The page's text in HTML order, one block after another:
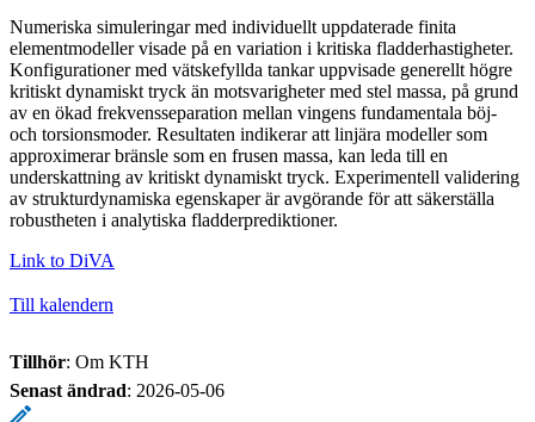
Numeriska simuleringar med individuellt uppdaterade finita
elementmodeller visade på en variation i kritiska fladderhastigheter.
Konfigurationer med vätskefyllda tankar uppvisade generellt högre
kritiskt dynamiskt tryck än motsvarigheter med stel massa, på grund
av en ökad frekvensseparation mellan vingens fundamentala böj-
och torsionsmoder. Resultaten indikerar att linjära modeller som
approximerar bränsle som en frusen massa, kan leda till en
underskattning av kritiskt dynamiskt tryck. Experimentell validering
av strukturdynamiska egenskaper är avgörande för att säkerställa
robustheten i analytiska fladderprediktioner.
Link to DiVA
Till kalendern
Tillhör: Om KTH
Senast ändrad: 2026-05-06